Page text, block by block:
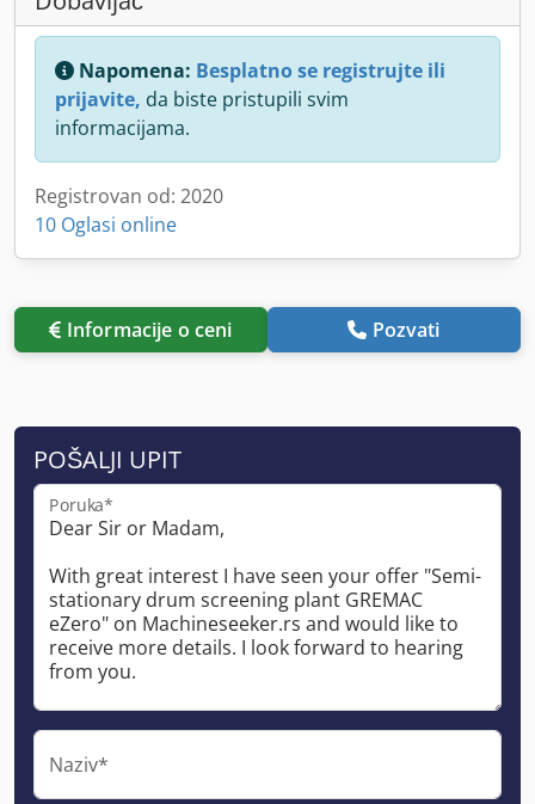
Napomena: Besplatno se registrujte ili
prijavite, da biste pristupili svim
informacijama.
Registrovan od: 2020
10 Oglasi online
Informacije o ceni Pozvati
POŠALJI UPIT
Poruka*
Naziv*